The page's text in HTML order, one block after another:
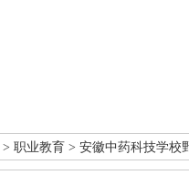
> 职业教育 > 安徽中药科技学校